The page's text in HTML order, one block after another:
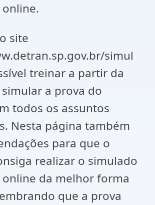
online.
site
simul
treinar a partir da
a prova do
todos os assuntos
Nesta página também
para que o
realizar o simulado
online da melhor forma
que a prova